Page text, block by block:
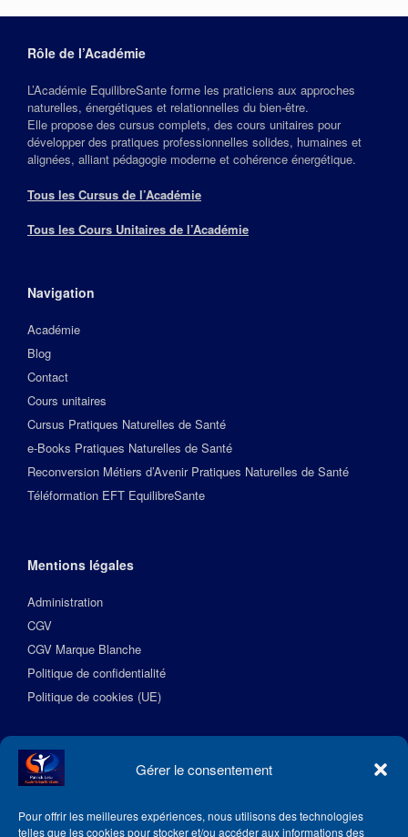
Gérer le consentement
Pour offrir les meilleures expériences, nous utilisons des technologies
telles que les cookies pour stocker et/ou accéder aux informations des
Rôle de l’Académie
L’Académie EquilibreSante forme les praticiens aux approches
naturelles, énergétiques et relationnelles du bien‑être.
Elle propose des cursus complets, des cours unitaires pour
développer des pratiques professionnelles solides, humaines et
alignées, alliant pédagogie moderne et cohérence énergétique.
Tous les Cursus de l’Académie
Tous les Cours Unitaires de l’Académie
Navigation
Académie
Blog
Contact
Cours unitaires
Cursus Pratiques Naturelles de Santé
e-Books Pratiques Naturelles de Santé
Reconversion Métiers d’Avenir Pratiques Naturelles de Santé
Téléformation EFT EquilibreSante
Mentions légales
Administration
CGV
CGV Marque Blanche
Politique de confidentialité
Politique de cookies (UE)
Suivez l’Académie EquilibreSante